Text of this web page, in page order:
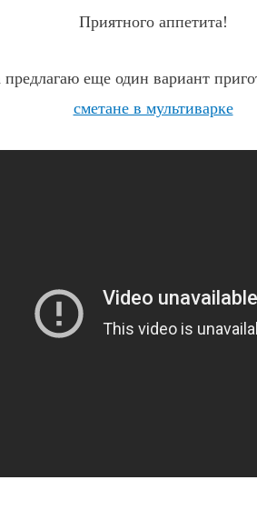
Приятного аппетита!
предлагаю еще один вариант
сметане в мультиварке